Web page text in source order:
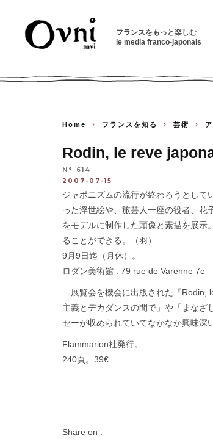
フランスをもっと楽しむ
le media franco-japonais
Home フランスを知る 芸術
Rodin, le reve
N° 614
2007-07-15
ジャポニズムの流行が終わろうとして
った浮世絵や、旅芸人一座の役者、花
をモデルに制作した頭像と素描を展示
ることができる。（羽）
9月9日迄（月休）。
ロダン美術館 : 79 rue de Varenne 7e
展覧会を機会に出版された『Rodin,
主義とデカダンスの間で」や「まなざ
セーが収められていてなかなか興味深
Flammarion社発行。
240頁。39€
Share on :